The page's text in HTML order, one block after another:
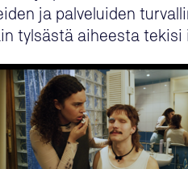
ja palveluiden
tylsästä aiheesta tekisi